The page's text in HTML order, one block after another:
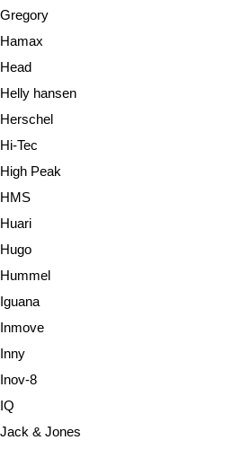
Gregory
Hamax
Head
Helly hansen
Herschel
Hi-Tec
High Peak
HMS
Huari
Hugo
Hummel
Iguana
Inmove
Inny
Inov-8
IQ
Jack & Jones